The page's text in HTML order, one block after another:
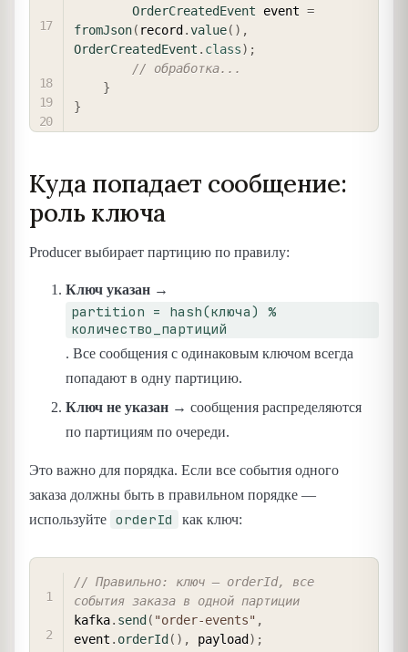
OrderCreatedEvent event =
fromJson( record.value( ) ,
OrderCreatedEvent . class) ;
// обработка...
}
}
Куда попадает сообщение:
роль ключа
Producer выбирает партицию по правилу:
Ключ указан →
partition = hash(ключа) %
количество_партиций
. Все сообщения с одинаковым ключом всегда
попадают в одну партицию.
Ключ не указан → сообщения распределяются
по партициям по очереди.
Это важно для порядка. Если все события одного
заказа должны быть в правильном порядке —
используйте orderId как ключ:
// Правильно: ключ — orderId, все
события заказа в одной партиции
kafka. send ( "order-events" ,
event . orderId ( ) , payload ) ;